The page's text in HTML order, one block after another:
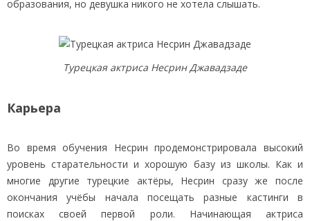
образования, но девушка никого не хотела слышать.
Турецкая актриса Несрин Джавадзаде
Карьера
Во время обучения Несрин продемонстрировала высокий
уровень старательности и хорошую базу из школы. Как и
многие другие турецкие актёры, Несрин сразу же после
окончания учёбы начала посещать разные кастинги в
поисках своей первой роли. Начинающая актриса